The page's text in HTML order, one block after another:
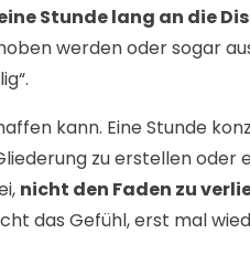
Stunde lang an die
werden oder sogar
kann. Eine Stunde
zu erstellen oder
nicht den Faden zu
das Gefühl, erst mal